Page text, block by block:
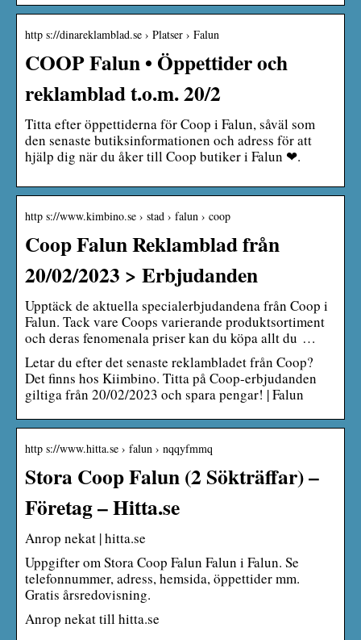
http s://dinareklamblad.se › Platser › Falun
COOP Falun • Öppettider och
reklamblad t.o.m. 20/2
Titta efter öppettiderna för Coop i Falun, såväl som
den senaste butiksinformationen och adress för att
hjälp dig när du åker till Coop butiker i Falun ❤.
http s://www.kimbino.se › stad › falun › coop
Coop Falun Reklamblad från
20/02/2023 > Erbjudanden
Upptäck de aktuella specialerbjudandena från Coop i
Falun. Tack vare Coops varierande produktsortiment
och deras fenomenala priser kan du köpa allt du …
Letar du efter det senaste reklambladet från Coop?
Det finns hos Kiimbino. Titta på Coop-erbjudanden
giltiga från 20/02/2023 och spara pengar! | Falun
http s://www.hitta.se › falun › nqqyfmmq
Stora Coop Falun (2 Sökträffar) –
Företag – Hitta.se
Anrop nekat | hitta.se
Uppgifter om Stora Coop Falun Falun i Falun. Se
telefonnummer, adress, hemsida, öppettider mm.
Gratis årsredovisning.
Anrop nekat till hitta.se